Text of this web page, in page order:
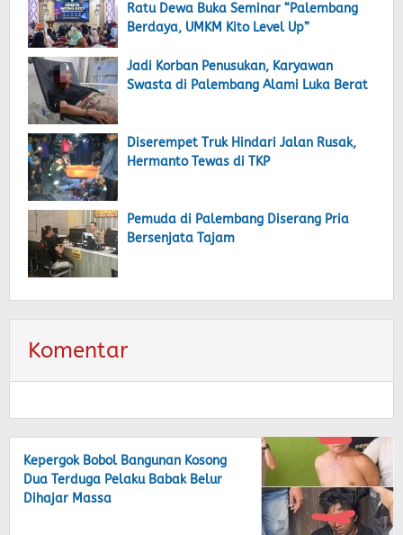
Ratu Dewa Buka Seminar “Palembang
Berdaya, UMKM Kito Level Up”
Jadi Korban Penusukan, Karyawan
Swasta di Palembang Alami Luka Berat
Diserempet Truk Hindari Jalan Rusak,
Hermanto Tewas di TKP
Pemuda di Palembang Diserang Pria
Bersenjata Tajam
Komentar
Kepergok Bobol Bangunan Kosong
Dua Terduga Pelaku Babak Belur
Dihajar Massa